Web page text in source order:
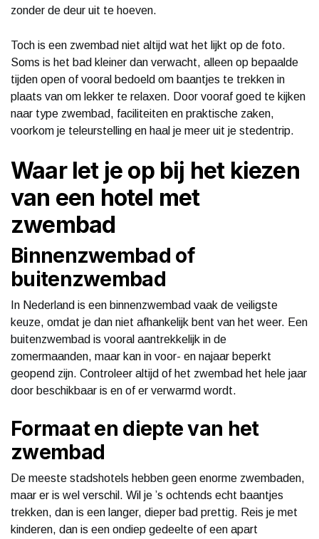
zonder de deur uit te hoeven.
Toch is een zwembad niet altijd wat het lijkt op de foto.
Soms is het bad kleiner dan verwacht, alleen op bepaalde
tijden open of vooral bedoeld om baantjes te trekken in
plaats van om lekker te relaxen. Door vooraf goed te kijken
naar type zwembad, faciliteiten en praktische zaken,
voorkom je teleurstelling en haal je meer uit je stedentrip.
Waar let je op bij het kiezen
van een hotel met
zwembad
Binnenzwembad of
buitenzwembad
In Nederland is een binnenzwembad vaak de veiligste
keuze, omdat je dan niet afhankelijk bent van het weer. Een
buitenzwembad is vooral aantrekkelijk in de
zomermaanden, maar kan in voor- en najaar beperkt
geopend zijn. Controleer altijd of het zwembad het hele jaar
door beschikbaar is en of er verwarmd wordt.
Formaat en diepte van het
zwembad
De meeste stadshotels hebben geen enorme zwembaden,
maar er is wel verschil. Wil je ’s ochtends echt baantjes
trekken, dan is een langer, dieper bad prettig. Reis je met
kinderen, dan is een ondiep gedeelte of een apart